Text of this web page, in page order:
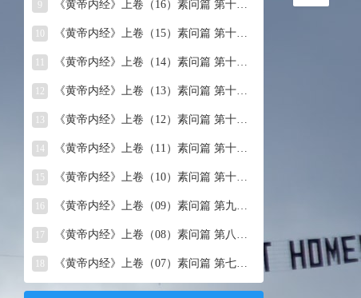
9 《黄帝内经》上卷（16）素问篇 第十六篇 诊要经终论
《黄帝内经》上卷（15）素问篇 第十五篇 玉版论要
《黄帝内经》上卷（14）素问篇 第十四篇 汤液醪醴论
12 《黄帝内经》上卷（13）素问篇 第十三篇 移精变气论
13 《黄帝内经》上卷（12）素问篇 第十二篇 异法方宜论
14 《黄帝内经》上卷（11）素问篇 第十一篇 五藏别论
15 《黄帝内经》上卷（10）素问篇 第十篇 五藏生成
16 《黄帝内经》上卷（09）素问篇 第九篇 六节藏象论
17 《黄帝内经》上卷（08）素问篇 第八篇 灵兰秘典论
《黄帝内经》上卷（07）素问篇 第七篇 阴阳别论